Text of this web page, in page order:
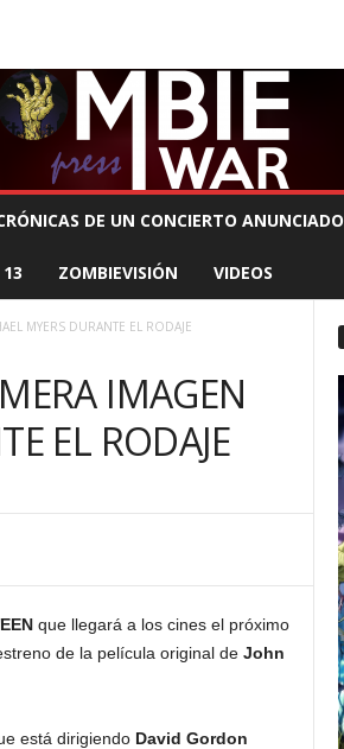
DE UN CONCIERTO ANUNCIADO
ZOMBIEVISIÓN VIDEOS
MYERS DURANTE EL RODAJE
IMAGEN
EL RODAJE
que llegará a los cines el próximo
de la película original de John
está dirigiendo David Gordon